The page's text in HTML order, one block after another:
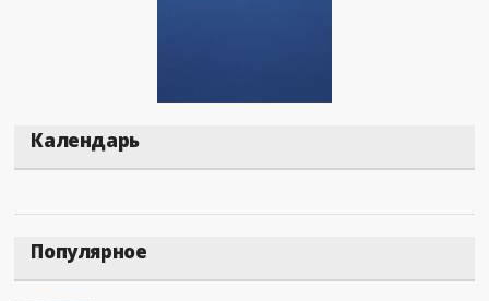
Календарь
Популярное